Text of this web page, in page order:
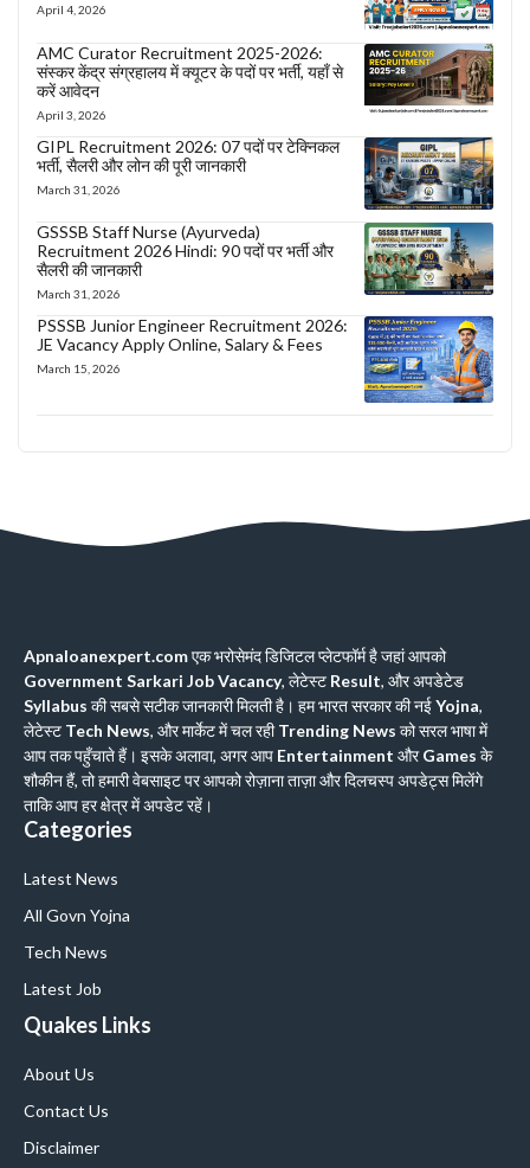
April 4, 2026
AMC Curator Recruitment 2025-2026:
संस्कर केंद्र संग्रहालय में क्यूटर के पदों पर भर्ती, यहाँ से
करें आवेदन
April 3, 2026
GIPL Recruitment 2026: 07 पदों पर टेक्निकल
भर्ती, सैलरी और लोन की पूरी जानकारी
March 31, 2026
GSSSB Staff Nurse (Ayurveda)
Recruitment 2026 Hindi: 90 पदों पर भर्ती और
सैलरी की जानकारी
March 31, 2026
PSSSB Junior Engineer Recruitment 2026:
JE Vacancy Apply Online, Salary & Fees
March 15, 2026
Apnaloanexpert.comएक भरोसेमंद डिजिटल प्लेटफॉर्म है जहां आपको
Government Sarkari Job Vacancy, लेटेस्ट Result, और अपडेटेड
Syllabus की सबसे सटीक जानकारी मिलती है। हम भारत सरकार की नईYojna,
लेटेस्ट Tech News, और मार्केट में चल रहीTrending News को सरल भाषा में
आप तक पहुँचाते हैं। इसके अलावा, अगर आप Entertainment औरGames के
शौकीन हैं, तो हमारी वेबसाइट पर आपको रोज़ाना ताज़ा और दिलचस्प अपडेट्स मिलेंगे
ताकि आप हर क्षेत्र में अपडेट रहें।
Categories
Latest News
All Govn Yojna
Tech News
Latest Job
Quakes Links
About Us
Contact Us
Disclaimer